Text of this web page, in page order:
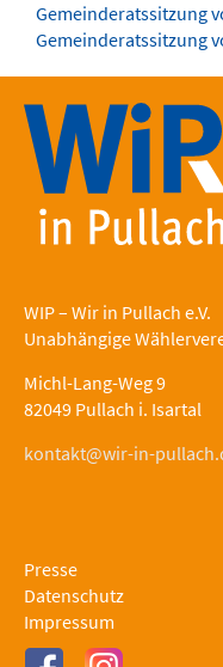
Gemeinderatssitzung
Gemeinderatssitzung
WIP – Wir in Pullach e.V.
Unabhängige
Michl-Lang-Weg 9
82049 Pullach i. Isartal
kontakt@wir-in-
Presse
Datenschutz
Impressum